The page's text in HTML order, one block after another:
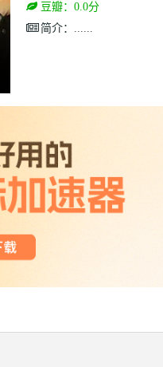
豆瓣：0.0分
简介： ......